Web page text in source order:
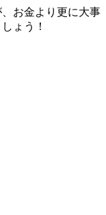
お金より更に大事
ょう！